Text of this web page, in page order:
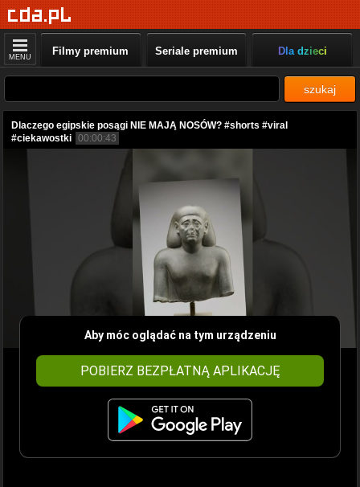
MENU Filmy premium Seriale premium Dla dzieci
szukaj
Dlaczego egipskie posągi NIE MAJĄ NOSÓW? #shorts #viral
#ciekawostki 00:00:43
Aby móc oglądać na tym urządzeniu
POBIERZ BEZPŁATNĄ APLIKACJĘ